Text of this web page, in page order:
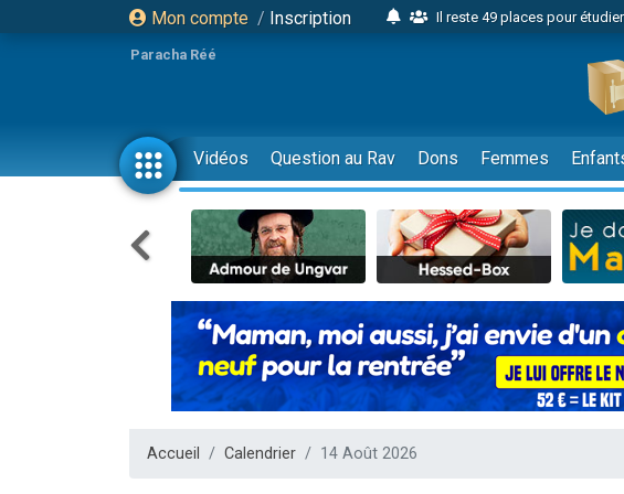
Mon compte / Inscription
Il reste 49 places pour
2 personnes viennent de nous
6 personnes viennent de nous
4 personnes viennent de
2 personnes viennent de
17 personnes viennent de
4 personnes viennent de nous
Il reste 49 places pour
Eva vient de donner son Maasser
4 personnes viennent de nous
3 personnes viennent de nous
Odaya vient de donner son
Paracha Réé
Vidéos Question au Rav Dons Femmes
Accueil Calendrier 14 Août 2026